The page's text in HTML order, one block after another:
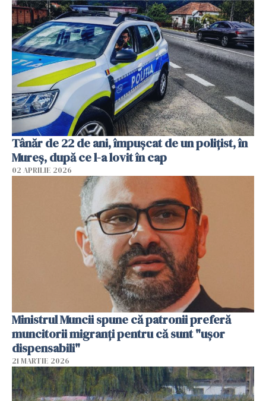
Tânăr de 22 de ani, împușcat de un polițist, în
Mureș, după ce l-a lovit în cap
02 APRILIE 2026
Ministrul Muncii spune că patronii preferă
muncitorii migranți pentru că sunt "uşor
dispensabili"
21 MARTIE 2026